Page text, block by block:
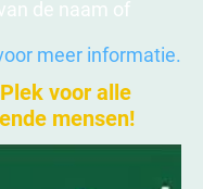
de naam of
meer informatie.
voor alle
mensen!